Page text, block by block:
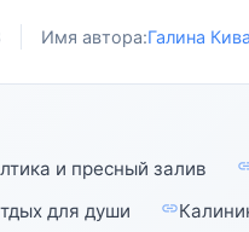
Имя автора:Галина Кива
и пресный залив
для души